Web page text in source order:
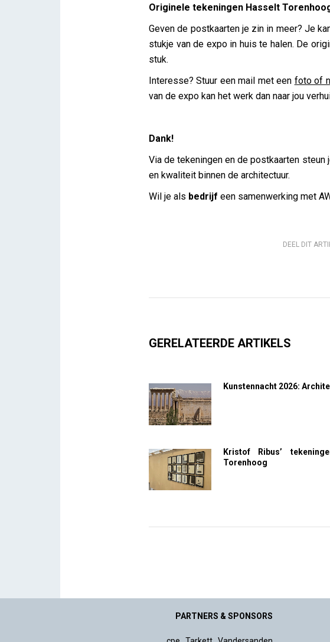
Originele tekeningen Hasselt
Geven de postkaarten je zin in meer? Je
stukje van de expo in huis te halen. De
stuk.
Interesse? Stuur een mail met een foto of
van de expo kan het werk dan naar jou
Dank!
Via de tekeningen en de postkaarten steun
en kwaliteit binnen de architectuur.
Wil je als bedrijf een samenwerking met
DEEL DIT
GERELATEERDE ARTIKELS
Kunstennacht 2026:
Kristof Ribus’
Torenhoog
PARTNERS & SPONSORS